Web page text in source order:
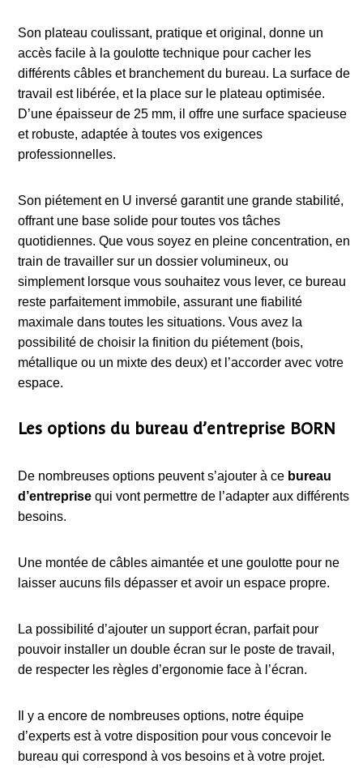
Son plateau coulissant, pratique et original, donne un
accès facile à la goulotte technique pour cacher les
différents câbles et branchement du bureau. La surface de
travail est libérée, et la place sur le plateau optimisée.
D’une épaisseur de 25 mm, il offre une surface spacieuse
et robuste, adaptée à toutes vos exigences
professionnelles.
Son piétement en U inversé garantit une grande stabilité,
offrant une base solide pour toutes vos tâches
quotidiennes. Que vous soyez en pleine concentration, en
train de travailler sur un dossier volumineux, ou
simplement lorsque vous souhaitez vous lever, ce bureau
reste parfaitement immobile, assurant une fiabilité
maximale dans toutes les situations. Vous avez la
possibilité de choisir la finition du piétement (bois,
métallique ou un mixte des deux) et l’accorder avec votre
espace.
Les options du bureau d’entreprise BORN
De nombreuses options peuvent s’ajouter à ce bureau
d’entreprise qui vont permettre de l’adapter aux différents
besoins.
Une montée de câbles aimantée et une goulotte pour ne
laisser aucuns fils dépasser et avoir un espace propre.
La possibilité d’ajouter un support écran, parfait pour
pouvoir installer un double écran sur le poste de travail,
de respecter les règles d’ergonomie face à l’écran.
Il y a encore de nombreuses options, notre équipe
d’experts est à votre disposition pour vous concevoir le
bureau qui correspond à vos besoins et à votre projet.